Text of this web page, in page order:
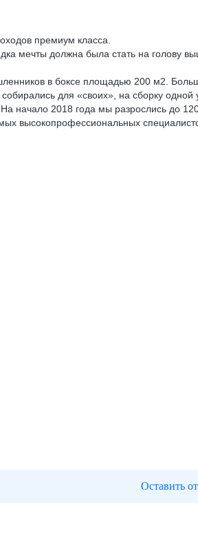
премиум класса.
мечты должна была стать на голову
в боксе площадью 200 м2.
для «своих», на сборку
начало 2018 года мы разрослись до
высокопрофессиональных
Оставить